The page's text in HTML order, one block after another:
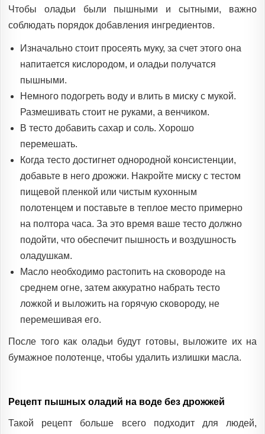
Чтобы оладьи были пышными и сытными, важно
соблюдать порядок добавления ингредиентов.
Изначально стоит просеять муку, за счет этого она
напитается кислородом, и оладьи получатся
пышными.
Немного подогреть воду и влить в миску с мукой.
Размешивать стоит не руками, а венчиком.
В тесто добавить сахар и соль. Хорошо
перемешать.
Когда тесто достигнет однородной консистенции,
добавьте в него дрожжи. Накройте миску с тестом
пищевой пленкой или чистым кухонным
полотенцем и поставьте в теплое место примерно
на полтора часа. За это время ваше тесто должно
подойти, что обеспечит пышность и воздушность
оладушкам.
Масло необходимо растопить на сковороде на
среднем огне, затем аккуратно набрать тесто
ложкой и выложить на горячую сковороду, не
перемешивая его.
После того как оладьи будут готовы, выложите их на
бумажное полотенце, чтобы удалить излишки масла.
Рецепт пышных оладий на воде без дрожжей
Такой рецепт больше всего подходит для людей,